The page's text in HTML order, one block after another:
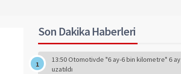
Son Dakika Haberleri
13:50 Otomotivde "6 ay-6 bin kilometre" 6 ay
uzatıldı